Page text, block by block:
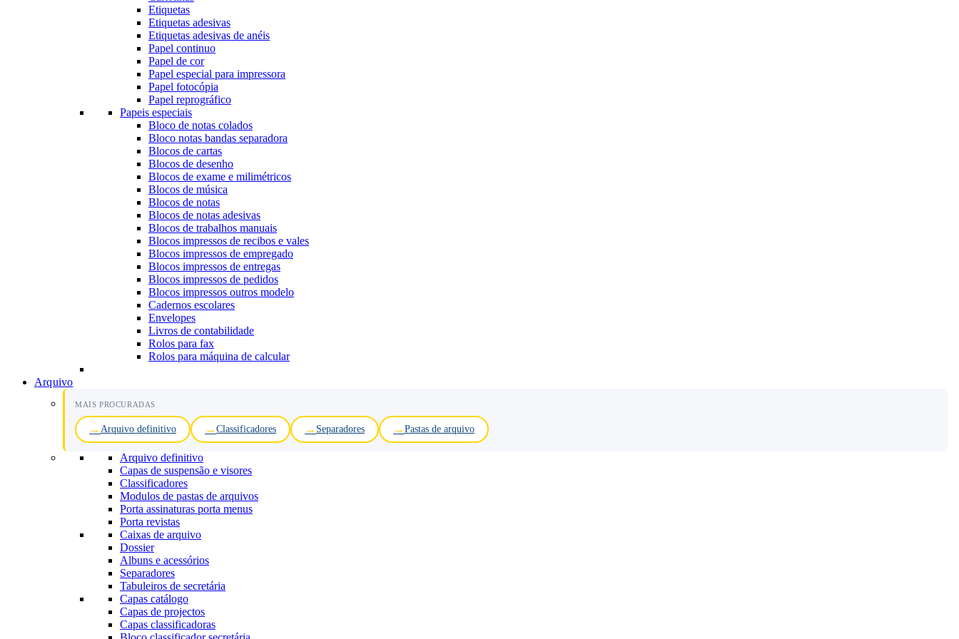
Etiquetas
Etiquetas adesivas
Etiquetas adesivas de anéis
Papel continuo
Papel de cor
Papel especial para impressora
Papel fotocópia
Papel reprográfico
Papeis especiais
Bloco de notas colados
Bloco notas bandas separadora
Blocos de cartas
Blocos de desenho
Blocos de exame e milimétricos
Blocos de música
Blocos de notas
Blocos de notas adesivas
Blocos de trabalhos manuais
Blocos impressos de recibos e vales
Blocos impressos de empregado
Blocos impressos de entregas
Blocos impressos de pedidos
Blocos impressos outros modelo
Cadernos escolares
Envelopes
Livros de contabilidade
Rolos para fax
Rolos para máquina de calcular
Arquivo
MAIS PROCURADAS
Arquivo definitivo Classificadores Separadores Pastas de arquivo
Arquivo definitivo
Capas de suspensão e visores
Classificadores
Modulos de pastas de arquivos
Porta assinaturas porta menus
Porta revistas
Caixas de arquivo
Dossier
Albuns e acessórios
Separadores
Tabuleiros de secretária
Capas catálogo
Capas de projectos
Capas classificadoras